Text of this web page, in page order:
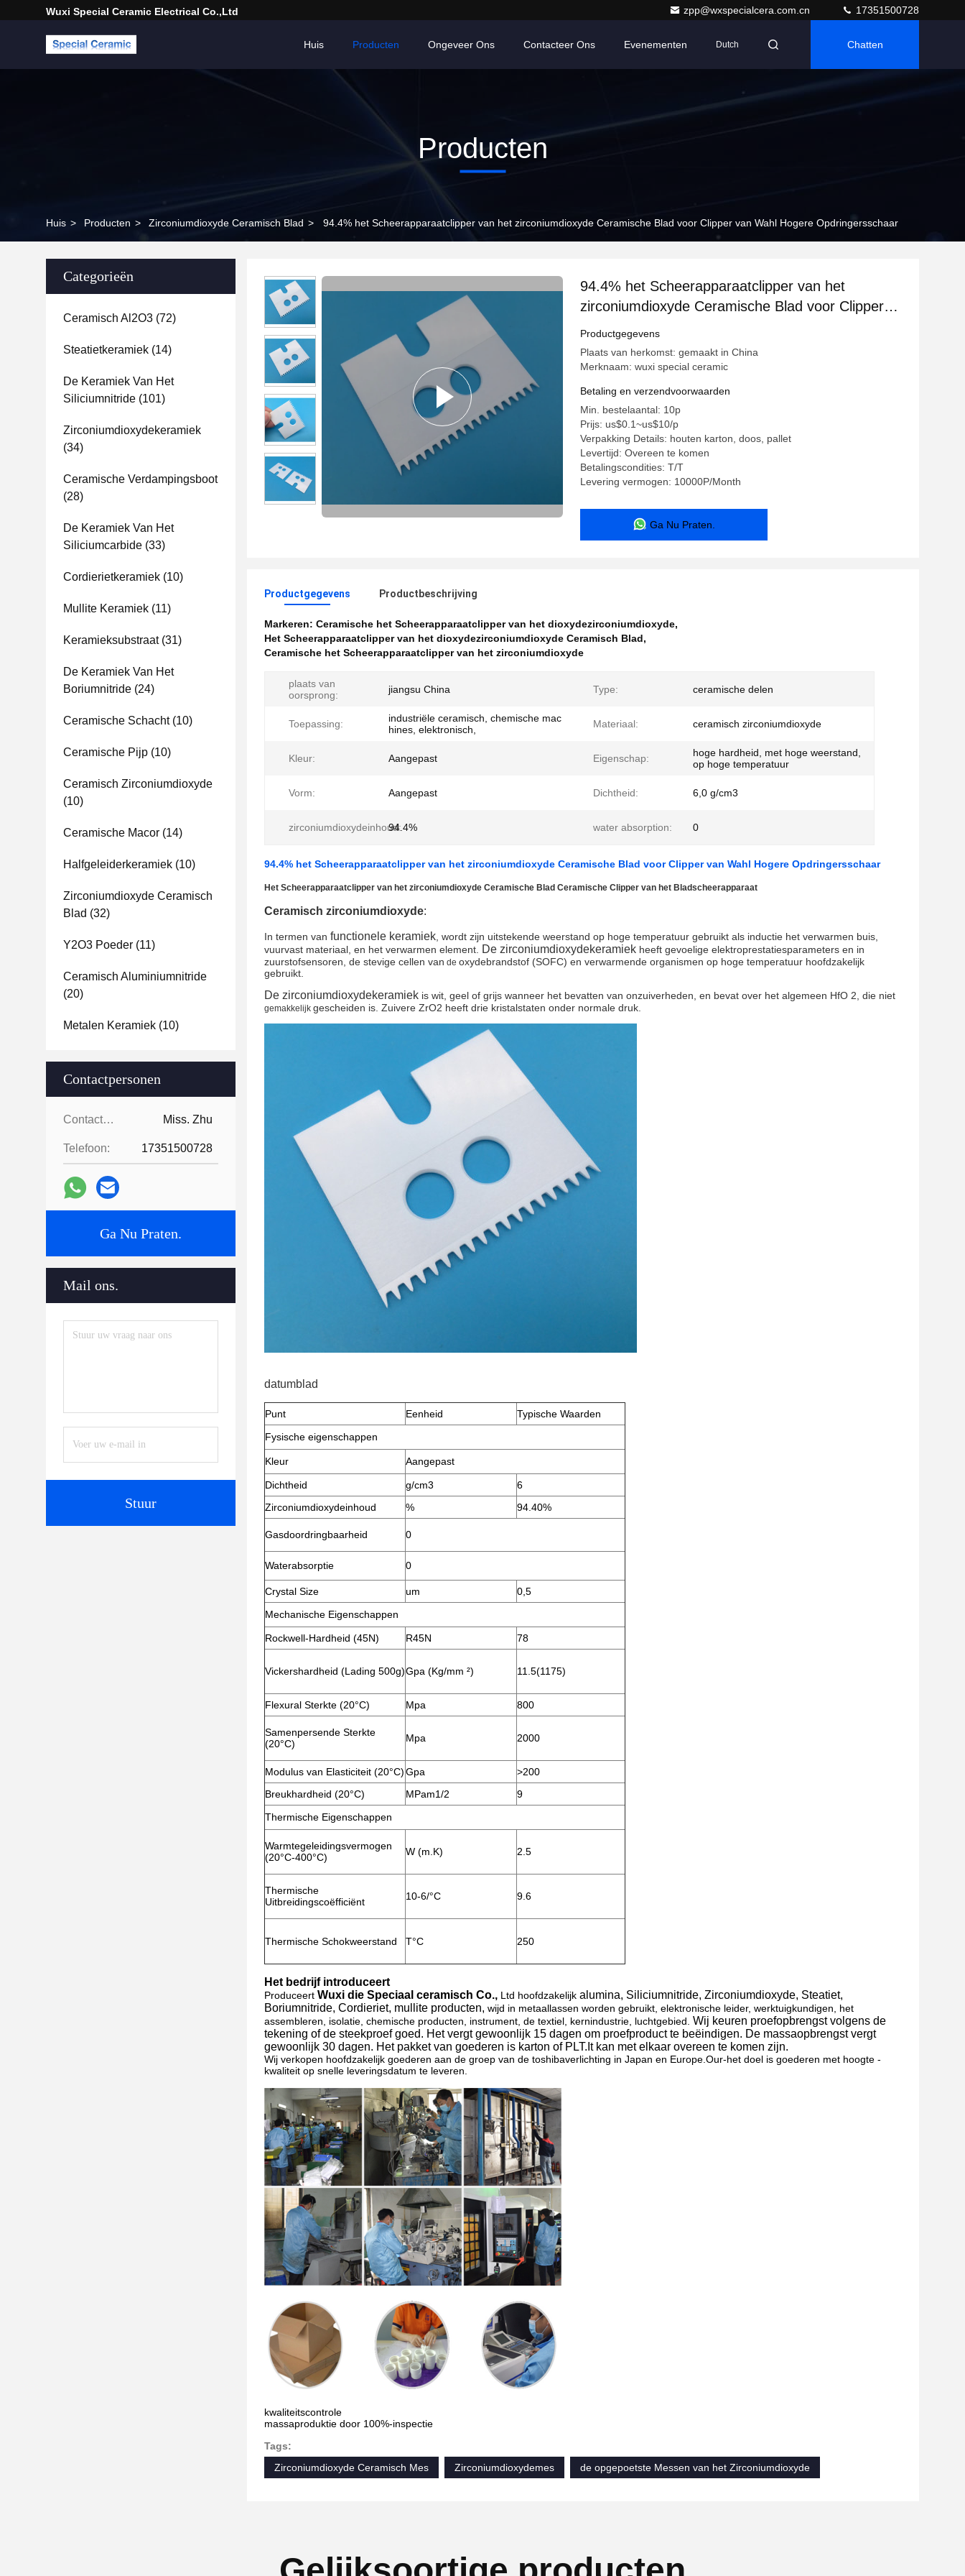
Wuxi Special Ceramic Electrical Co.,Ltd zpp@wxspecialcera.com.cn 17351500728
Huis Producten Ongeveer Ons Contacteer Ons Evenementen Dutch Chatten
Producten
Huis > Producten > Zirconiumdioxyde Ceramisch Blad > 94.4% het Scheerapparaatclipper van het zirconiumdioxyde Ceramische Blad voor Clipper van Wahl Hogere Opdringersschaar
Categorieën
Ceramisch Al2O3 (72)
Steatietkeramiek (14)
De Keramiek Van Het
Siliciumnitride (101)
Zirconiumdioxydekeramiek
(34)
Ceramische Verdampingsboot
(28)
De Keramiek Van Het
Siliciumcarbide (33)
Cordierietkeramiek (10)
Mullite Keramiek (11)
Keramieksubstraat(31)
De Keramiek Van Het
Boriumnitride (24)
Ceramische Schacht(10)
Ceramische Pijp (10)
Ceramisch Zirconiumdioxyde
(10)
Ceramische Macor (14)
Halfgeleiderkeramiek (10)
Zirconiumdioxyde Ceramisch
Blad (32)
Y2O3 Poeder (11)
Ceramisch Aluminiumnitride
(20)
Metalen Keramiek (10)
Contactpersonen
Contactpersonen: Miss. Zhu
Telefoon: 17351500728
Ga Nu Praten.
Mail ons.
Stuur
94.4% het Scheerapparaatclipper van het
zirconiumdioxyde Ceramische Blad voor Clipper
van Wahl Hogere Opdringersschaar
Productgegevens
Plaats van herkomst: gemaakt in China
Merknaam: wuxi special ceramic
Betaling en verzendvoorwaarden
Min. bestelaantal: 10p
Prijs: us$0.1~us$10/p
Verpakking Details: houten karton, doos, pallet
Levertijd: Overeen te komen
Betalingscondities: T/T
Levering vermogen: 10000P/Month
Ga Nu Praten.
Productgegevens Productbeschrijving
Markeren: Ceramische het Scheerapparaatclipper van het dioxydezirconiumdioxyde,
Het Scheerapparaatclipper van het dioxydezirconiumdioxyde Ceramisch Blad,
Ceramische het Scheerapparaatclipper van het zirconiumdioxyde
plaats van
oorsprong:
jiangsu China Type: ceramische delen
Toepassing:
industriële ceramisch, chemische mac
hines, elektronisch,
Materiaal: ceramisch zirconiumdioxyde
Kleur: Aangepast Eigenschap:
hoge hardheid, met hoge weerstand,
op hoge temperatuur
Vorm: Aangepast Dichtheid: 6,0 g/cm3
zirconiumdioxydeinhoud:94.4% water absorption: 0
94.4% het Scheerapparaatclipper van het zirconiumdioxyde Ceramische Blad voor Clipper van Wahl Hogere Opdringersschaar
Het Scheerapparaatclipper van het zirconiumdioxyde Ceramische Blad Ceramische Clipper van het Bladscheerapparaat
Ceramisch zirconiumdioxyde:
In termen van functionele keramiek , wordt zijn uitstekende weerstand op hoge temperatuur gebruikt als inductie het verwarmen buis,
vuurvast materiaal, en het verwarmen element.
De zirconiumdioxydekeramiek heeft gevoelige elektroprestatiesparameters en in
zuurstofsensoren, de stevige cellen van de oxydebrandstof (SOFC) en verwarmende organismen op hoge temperatuur hoofdzakelijk
gebruikt.
De zirconiumdioxydekeramiek is wit, geel of grijs wanneer het bevatten van onzuiverheden, en bevat over het algemeen HfO 2, die niet
gemakkelijk gescheiden is. Zuivere ZrO2 heeft drie kristalstaten onder normale druk.
datumblad
Punt Eenheid
Typische Waarden
Fysische eigenschappen
Kleur Aangepast
Dichtheid g/cm3
6
Zirconiumdioxydeinhoud
% 94.40%
Gasdoordringbaarheid 0
Waterabsorptie 0
Crystal Size um
0,5
Mechanische Eigenschappen
Rockwell-Hardheid (45N) R45N 78
Vickershardheid (Lading 500g)Gpa (Kg/mm ²) 11.5(1175)
Flexural Sterkte (20°C) Mpa 800
Samenpersende Sterkte
(20°C)
Mpa 2000
Modulus van Elasticiteit (20°C)Gpa
>200
Breukhardheid (20°C)
MPam1/2
9
Thermische Eigenschappen
Warmtegeleidingsvermogen
(20°C-400°C)
W (m.K) 2.5
Thermische
Uitbreidingscoëfficiënt
10-6/°C 9.6
Thermische Schokweerstand T°C 250
Het bedrijf introduceert
Produceert Wuxi die Speciaal ceramisch Co., Ltd hoofdzakelijk alumina, Siliciumnitride, Zirconiumdioxyde, Steatiet,
Boriumnitride, Cordieriet, mullite producten, wijd in metaallassen worden gebruikt, elektronische leider, werktuigkundigen, het
assembleren, isolatie, chemische producten, instrument, de textiel, kernindustrie, luchtgebied. Wij keuren proefopbrengst volgens de
tekening of de steekproef goed. Het vergt gewoonlijk 15 dagen om proefproduct te beëindigen. De massaopbrengst vergt
gewoonlijk 30 dagen. Het pakket van goederen is karton of PLT.It kan met elkaar overeen te komen zijn.
Wij verkopen hoofdzakelijk goederen aan de groep van de toshibaverlichting in Japan en Europe.Our-het doel is goederen met hoogte -
kwaliteit op snelle leveringsdatum te leveren.
kwaliteitscontrole
massaproduktie door 100%-inspectie
Tags:
Zirconiumdioxyde Ceramisch Mes
Zirconiumdioxydemes de opgepoetste Messen van het Zirconiumdioxyde